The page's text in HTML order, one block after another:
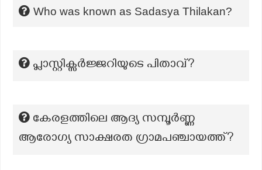
Who was known as Sadasya Thilakan?
പ്ലാസ്റ്റിക്സർജ്ജറിയുടെ പിതാവ്?
കേരളത്തിലെ ആദ്യ സമ്പൂര്‍ണ്ണ
ആരോഗ്യ സാക്ഷരത ഗ്രാമപഞ്ചായത്ത്?